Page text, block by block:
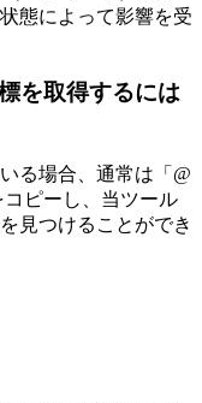
態によって影響を受
を取得するには
る場合、通常は「@
ピーし、当ツール
見つけることができ